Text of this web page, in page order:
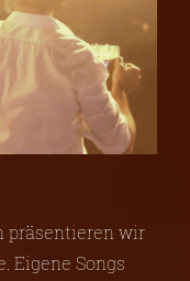
präsentieren wir
Eigene Songs